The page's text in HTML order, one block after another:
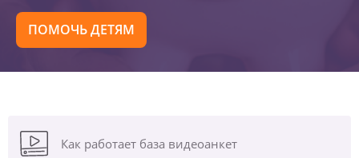
ПОМОЧЬ ДЕТЯМ
Как работает база видеоанкет